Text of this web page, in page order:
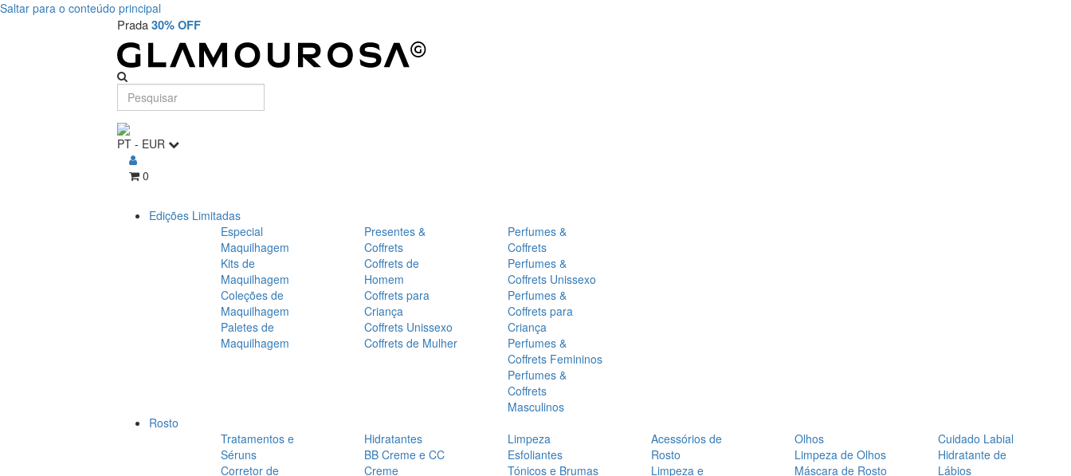
Saltar para o conteúdo principal
Prada30% OFF
PT - EUR
0
Edições Limitadas
Especial
Maquilhagem
Kits de
Maquilhagem
Coleções de
Maquilhagem
Paletes de
Maquilhagem
Presentes &
Coffrets
Coffrets de
Homem
Coffrets para
Criança
Coffrets Unissexo
Coffrets de Mulher
Perfumes &
Coffrets
Perfumes &
Coffrets Unissexo
Perfumes &
Coffrets para
Criança
Perfumes &
Coffrets Femininos
Perfumes &
Coffrets
Masculinos
Rosto
Tratamentos e
Séruns
Corretor de
Hidratantes
BB Creme e CC
Creme
Limpeza
Esfoliantes
Tónicos e Brumas
Acessórios de
Rosto
Limpeza e
Olhos
Limpeza de Olhos
Máscara de Rosto
Cuidado Labial
Hidratante de
Lábios